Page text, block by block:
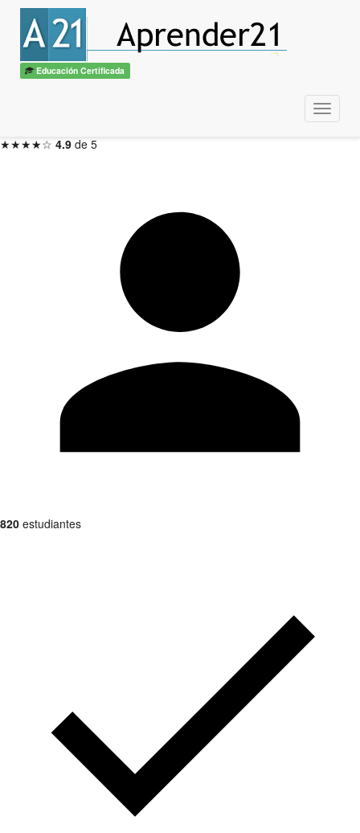
Educación Certificada
Menu
Gestión del Conocimiento
con diplomaITSS / CBTech
★★★★☆ 4.9 de 5
820 estudiantes